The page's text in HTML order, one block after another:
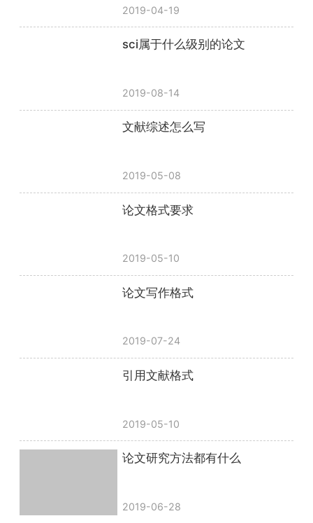
2019-04-19
sci属于什么级别的论文
2019-08-14
文献综述怎么写
2019-05-08
论文格式要求
2019-05-10
论文写作格式
2019-07-24
引用文献格式
2019-05-10
论文研究方法都有什么
2019-06-28